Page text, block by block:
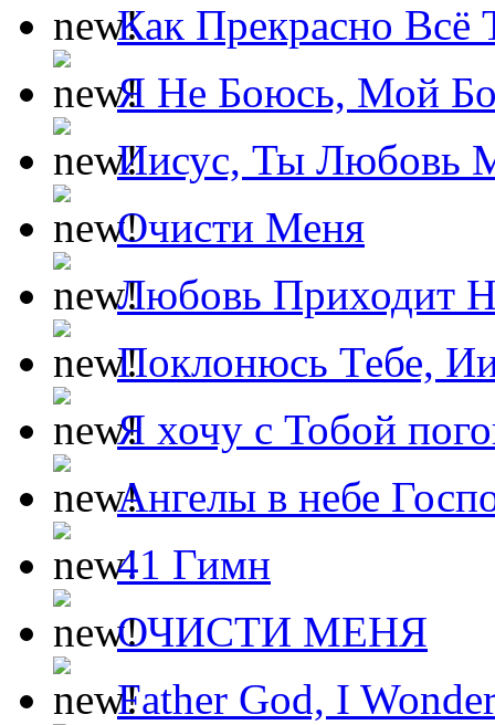
Как Прекрасно Всё
Я Не Боюсь, Мой
Иисус, Ты Любовь
Очисти Меня
Любовь Приходит
Поклонюсь Тебе,
Я хочу с Тобой
Ангелы в небе
41 Гимн
ОЧИСТИ МЕНЯ
Father God, I